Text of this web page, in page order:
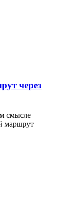
через
смысле
маршрут